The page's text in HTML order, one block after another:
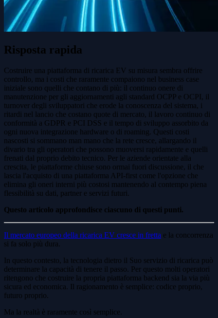
Risposta rapida
Costruire una piattaforma di ricarica EV su misura sembra offrire
controllo, ma i costi che raramente compaiono nel business case
iniziale sono quelli che contano di più: il continuo onere di
manutenzione per gli aggiornamenti agli standard OCPP e OCPI, il
turnover degli sviluppatori che erode la conoscenza del sistema, i
ritardi nel lancio che costano quote di mercato, il lavoro continuo di
conformità a GDPR e PCI DSS e il tempo di sviluppo assorbito da
ogni nuova integrazione hardware o di roaming. Questi costi
nascosti si sommano man mano che la rete cresce, allargando il
divario tra gli operatori che possono muoversi rapidamente e quelli
frenati dal proprio debito tecnico. Per le aziende orientate alla
crescita, le piattaforme chiuse sono ormai fuori discussione, il che
lascia l'acquisto di una piattaforma API-first come l'opzione che
elimina gli oneri interni più costosi mantenendo al contempo piena
flessibilità su dati, partner e servizi futuri.
Questo articolo approfondisce ciascuno di questi punti.
Il mercato europeo della ricarica EV cresce in fretta e la concorrenza
si fa solo più dura.
In questo contesto, la tecnologia dietro il Suo servizio di ricarica può
determinare la capacità di tenere il passo. Per questo molti operatori
ritengono che costruire la propria piattaforma backend sia la via più
sicura ed economica. Il ragionamento è semplice: codice proprio,
futuro proprio.
Ma la realtà è raramente così semplice.